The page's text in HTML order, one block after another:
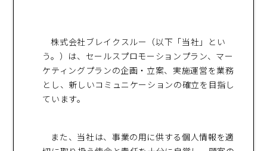
株式会社ブレイクスルー（以下「当社」とい
う。）は、セールスプロモーションプラン、マー
ケティングプランの企画・立案、実施運営を業務
とし、新しいコミュニケーションの確立を目指し
ています。
また、当社は、事業の用に供する個人情報を適